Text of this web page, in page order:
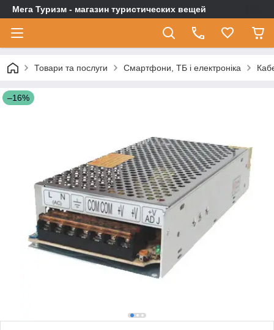
Мега Туризм - магазин туристических вещей
Товари та послуги Смартфони, ТБ і електроніка
–16%